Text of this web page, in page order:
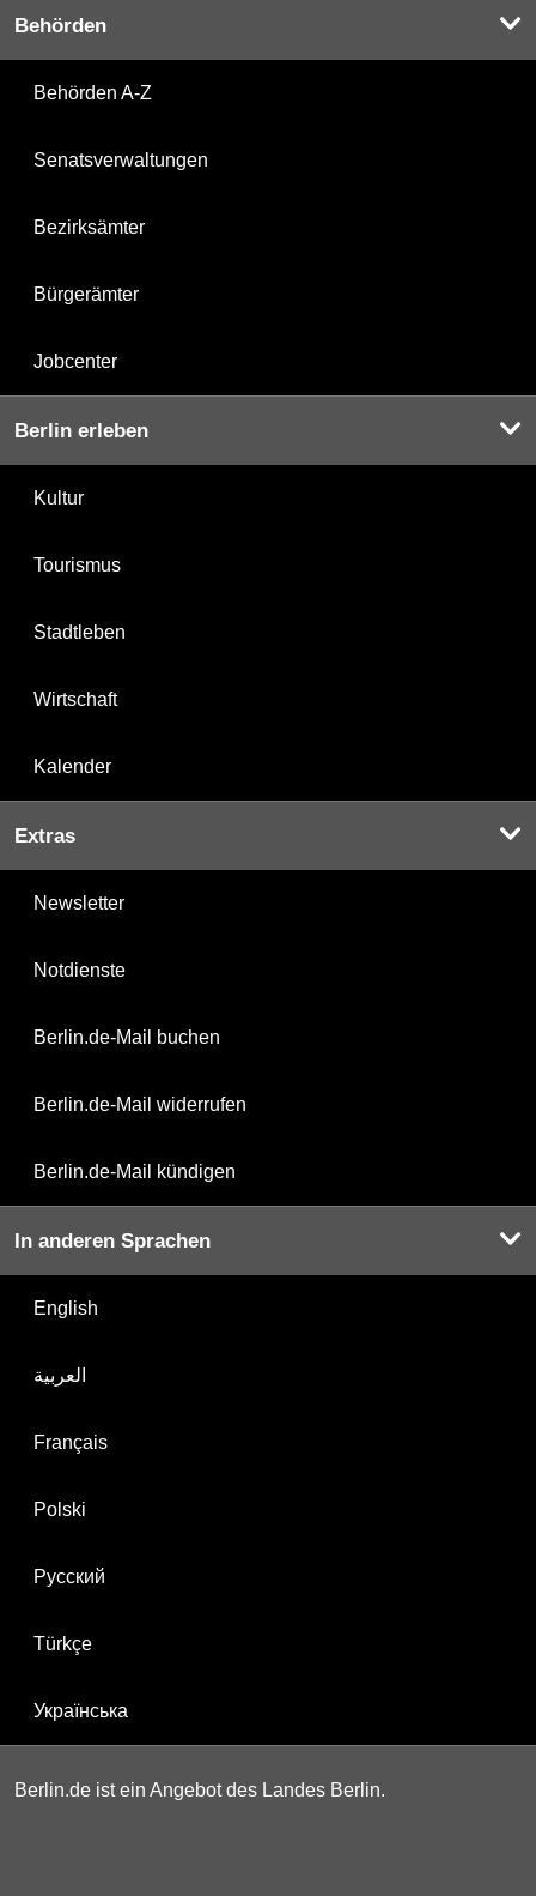
Behörden
Behörden A-Z
Senatsverwaltungen
Bezirksämter
Bürgerämter
Jobcenter
Berlin erleben
Kultur
Tourismus
Stadtleben
Wirtschaft
Kalender
Extras
Newsletter
Notdienste
Berlin.de-Mail buchen
Berlin.de-Mail widerrufen
Berlin.de-Mail kündigen
In anderen Sprachen
English
العربية
Français
Polski
Русский
Türkçe
Українська
Berlin.de ist ein Angebot des Landes Berlin.